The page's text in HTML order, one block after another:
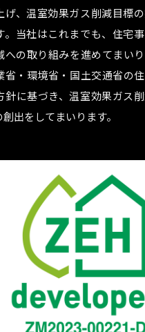
げ、温室効果ガス削減目標
。当社はこれまでも、住宅
への取り組みを進めてまい
省・環境省・国土交通省の
針に基づき、温室効果ガス
出をしてまいります。